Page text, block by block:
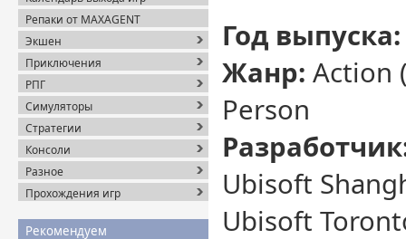
Репаки от MAXAGENT
Экшен
Приключения
РПГ
Симуляторы
Стратегии
Консоли
Разное
Прохождения игр
Рекомендуем
Год выпуска:
Жанр: Action
Person
Ubisoft
Ubisoft